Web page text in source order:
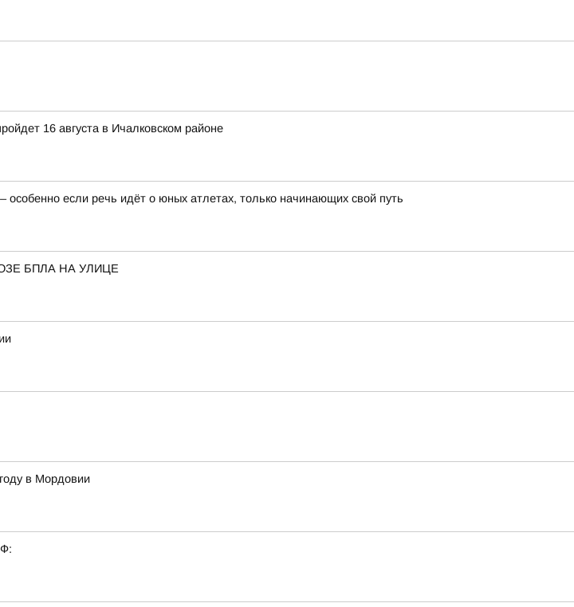
16 августа в Ичалковском районе
если речь идёт о юных атлетах, только начинающих свой путь
БПЛА НА УЛИЦЕ
в Мордовии